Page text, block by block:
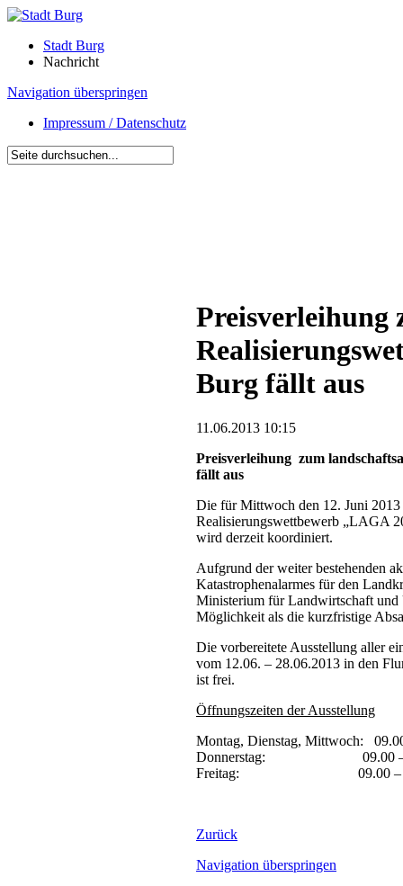
Stadt Burg
Nachricht
Navigation überspringen
Impressum / Datenschutz
Preisverleihung
Burg fällt aus
11.06.2013 10:15
Preisverleihung zum
fällt aus
Die für Mittwoch den 12. Juni 2013
Realisierungswettbewerb „LAGA
wird derzeit koordiniert.
Aufgrund der weiter bestehenden
Katastrophenalarmes für den
Ministerium für Landwirtschaft und
Möglichkeit als die kurzfristige
Die vorbereitete Ausstellung aller
vom 12.06. – 28.06.2013 in den
ist frei.
Öffnungszeiten der Ausstellung
Montag, Dienstag, Mittwoch:
Donnerstag: 09.00 –
Freitag: 09.00 –
Zurück
Navigation überspringen